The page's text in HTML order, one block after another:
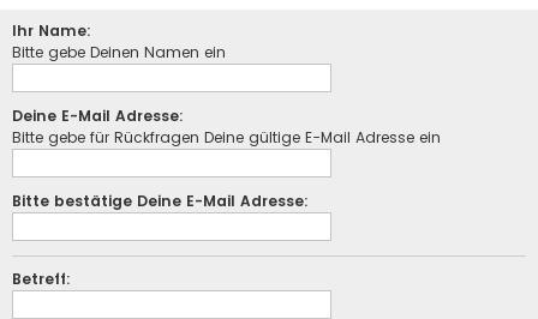
Ihr Name:
Bitte gebe Deinen Namen ein
Deine E-Mail Adresse:
Bitte gebe für Rückfragen Deine gültige E-Mail Adresse ein
Bitte bestätige Deine E-Mail Adresse:
Betreff: